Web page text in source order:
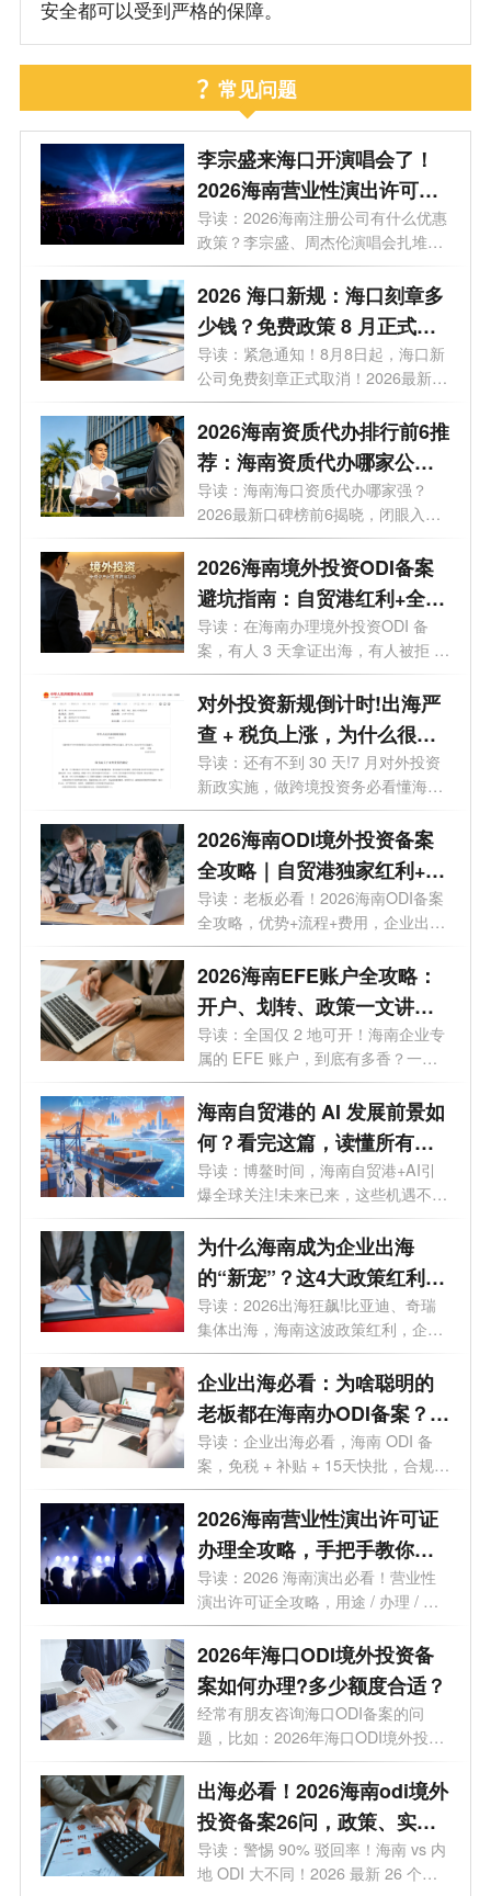
安全都可以受到严格的保障。
常见问题
李宗盛来海口开演唱会了！
2026海南营业性演出许可证
怎么办理？一文看懂海南演
艺补贴申报合规全流程
导读：2026海南注册公司有什么优惠
政策？李宗盛、周杰伦演唱会扎堆，
揭秘...
2026 海口新规：海口刻章多
少钱？免费政策 8 月正式取
消
导读：紧急通知！8月8日起，海口新
公司免费刻章正式取消！2026最新政
策，海...
2026海南资质代办排行前6推
荐：海南资质代办哪家公司
好？
导读：海南海口资质代办哪家强？
2026最新口碑榜前6揭晓，闭眼入。
你想在海...
2026海南境外投资ODI备案
避坑指南：自贸港红利+全流
程实操，28个问题一次讲透
导读：在海南办理境外投资ODI 备
案，有人 3 天拿证出海，有人被拒 5
次？28 ...
对外投资新规倒计时!出海严
查 + 税负上涨，为什么很多
老板都把 ODI备案落在海
南？
导读：还有不到 30 天!7 月对外投资
新政实施，做跨境投资务必看懂海南
政策...
2026海南ODI境外投资备案
全攻略｜自贸港独家红利+流
程+费用+靠谱机构
导读：老板必看！2026海南ODI备案
全攻略，优势+流程+费用，企业出海
看这一篇...
2026海南EFE账户全攻略：
开户、划转、政策一文讲
透，外贸老板必看
导读：全国仅 2 地可开！海南企业专
属的 EFE 账户，到底有多香？一文
讲透。...
海南自贸港的 AI 发展前景如
何？看完这篇，读懂所有机
遇
导读：博鳌时间，海南自贸港+AI引
爆全球关注!未来已来，这些机遇不容
错过...
为什么海南成为企业出海
的“新宠”？这4大政策红利
90%老板不知道
导读：2026出海狂飙!比亚迪、奇瑞
集体出海，海南这波政策红利，企业
老板再...
企业出海必看：为啥聪明的
老板都在海南办ODI备案？这
5大红利太香
导读：企业出海必看，海南 ODI 备
案，免税 + 补贴 + 15天快批，合规出
海一步...
2026海南营业性演出许可证
办理全攻略，手把手教你避
开90%的坑！
导读：2026 海南演出必看！营业性
演出许可证全攻略，用途 / 办理 / 地
点 / 流...
2026年海口ODI境外投资备
案如何办理?多少额度合适？
经常有朋友咨询海口ODI备案的问
题，比如：2026年海口ODI境外投资
备案如何办...
出海必看！2026海南odi境外
投资备案26问，政策、实
操、避坑全覆盖
导读：警惕 90% 驳回率！海南 vs 内
地 ODI 大不同！2026 最新 26 个高